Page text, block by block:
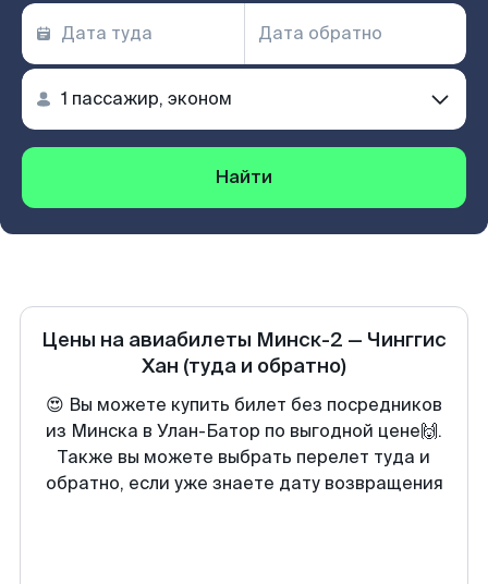
Найти
Цены на авиабилеты Минск-2 — Чинггис
Хан (туда и обратно)
😍 Вы можете купить билет без посредников
из Минска в Улан-Батор по выгодной цене🙌.
Также вы можете выбрать перелет туда и
обратно, если уже знаете дату возвращения